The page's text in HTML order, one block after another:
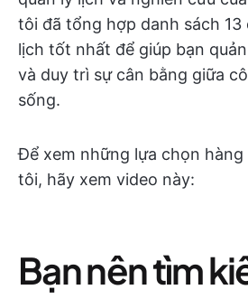
tôi đã tổng hợp danh sách 13
lịch tốt nhất để giúp bạn
và duy trì sự cân bằng giữa
sống.
Để xem những lựa chọn hàng
tôi, hãy xem video này:
Bạn nên tìm